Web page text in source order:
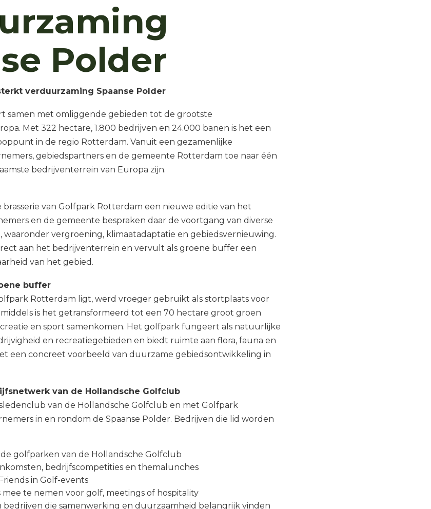
Polder
verduurzaming Spaanse Polder
samen met omliggende gebieden tot de grootste
Met 322 hectare, 1.800 bedrijven en 24.000 banen is het een
in de regio Rotterdam. Vanuit een gezamenlijke
gebiedspartners en de gemeente Rotterdam toe naar één
bedrijventerrein van Europa zijn.
van Golfpark Rotterdam een nieuwe editie van het
en de gemeente bespraken daar de voortgang van diverse
vergroening, klimaatadaptatie en gebiedsvernieuwing.
aan het bedrijventerrein en vervult als groene buffer een
van het gebied.
buffer
Rotterdam ligt, werd vroeger gebruikt als stortplaats voor
is het getransformeerd tot een 70 hectare groot groen
en sport samenkomen. Het golfpark fungeert als natuurlijke
en recreatiegebieden en biedt ruimte aan flora, fauna en
een concreet voorbeeld van duurzame gebiedsontwikkeling in
van de Hollandsche Golfclub
van de Hollandsche Golfclub en met Golfpark
in en rondom de Spaanse Polder. Bedrijven die lid worden
golfparken van de Hollandsche Golfclub
bedrijfscompetities en themalunches
in Golf-events
te nemen voor golf, meetings of hospitality
die samenwerking en duurzaamheid belangrijk vinden